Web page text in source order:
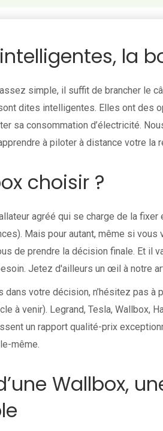
la
simple, il suffit de brancher le
dites intelligentes. Elles ont des
sa consommation d’électricité.
à piloter à distance votre la
choisir ?
agréé qui se charge de la
Mais pour autant, même si
de prendre la décision finale. Et il
Jetez d'ailleurs un œil à notre
dans votre décision, n’hésitez pas
à venir). Legrand, Tesla, Wallbox,
un rapport qualité-prix
même.
Wallbox,